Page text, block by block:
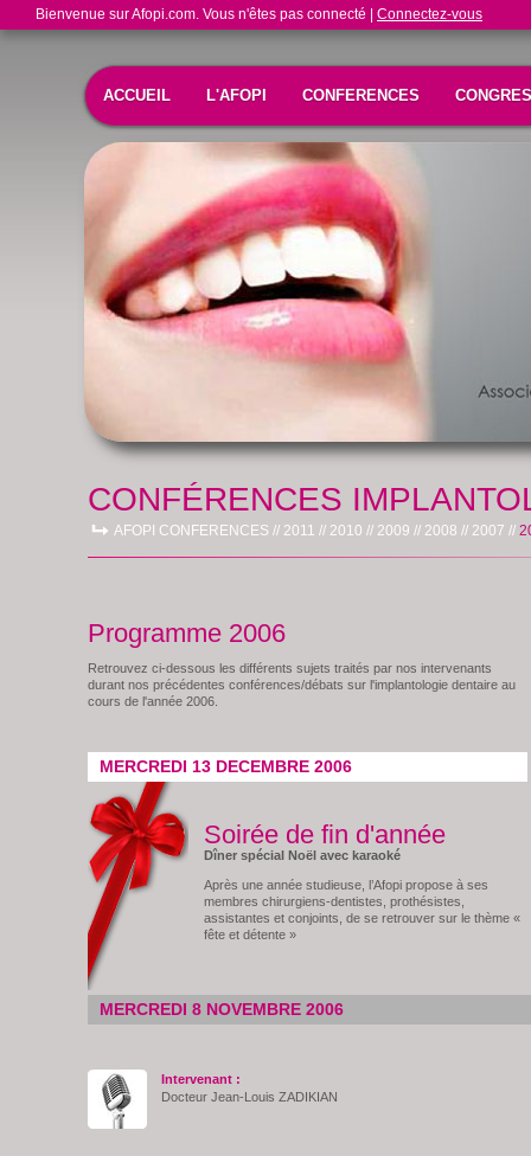
Bienvenue sur Afopi.com. Vous n'êtes pas connecté | Connectez-vous
ACCUEIL L'AFOPI CONFERENCES CONGRES
CONFÉRENCES
AFOPI CONFERENCES // 2011 // 2010 // 2009 // 2008 // 2007 //
Programme 2006
Retrouvez ci-dessous les différents sujets traités par nos intervenants
durant nos précédentes conférences/débats sur l'implantologie dentaire au
cours de l'année 2006.
MERCREDI 13 DECEMBRE 2006
Soirée de fin d'année
Dîner spécial Noël avec karaoké
Après une année studieuse, l’Afopi propose à ses
membres chirurgiens-dentistes, prothésistes,
assistantes et conjoints, de se retrouver sur le thème «
fête et détente »
MERCREDI 8 NOVEMBRE 2006
Intervenant :
Docteur Jean-Louis ZADIKIAN